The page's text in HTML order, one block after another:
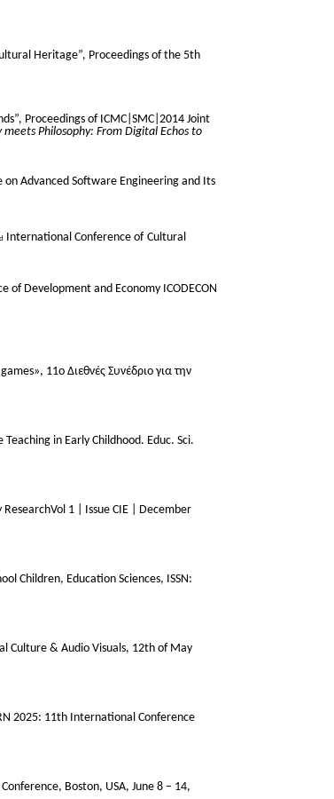
Heritage”, Proceedings of the 5th
Proceedings of ICMC|SMC|2014 Joint
meets Philosophy: From Digital Echos to
on Advanced Software Engineering and Its
International Conference of Cultural
of Development and Economy ICODECON
11o Διεθνές Συνέδριο για την
in Early Childhood. Educ. Sci.
1 | Issue CIE | December
Children, Education Sciences, ISSN:
Culture & Audio Visuals, 12th of May
2025: 11th International Conference
Boston, USA, June 8 – 14,